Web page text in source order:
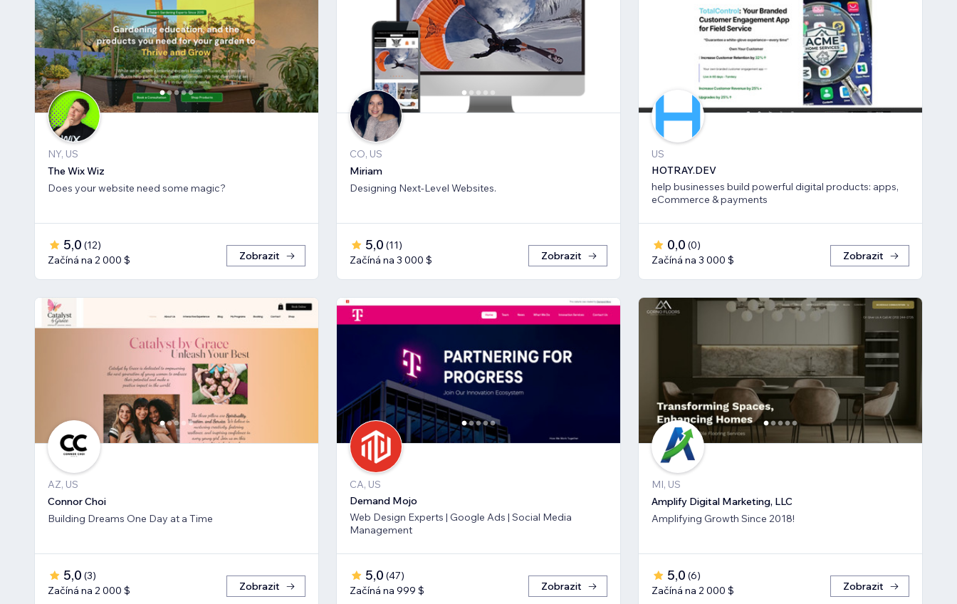
NY, US
The Wix Wiz
Does your website need some magic?
5,0 (12)
Začíná na 2 000 $
Zobrazit
CO, US
Miriam
Designing Next-Level Websites.
5,0 (11)
Začíná na 3 000 $
Zobrazit
US
HOTRAY.DEV
help businesses build powerful digital products: apps,
eCommerce & payments
0,0 (0)
Začíná na 3 000 $
Zobrazit
AZ, US
Connor Choi
Building Dreams One Day at a Time
5,0 (3)
Začíná na 2 000 $
Zobrazit
CA, US
Demand Mojo
Web Design Experts | Google Ads | Social Media
Management
5,0 (47)
Začíná na 999 $
Zobrazit
MI, US
Amplify Digital Marketing, LLC
Amplifying Growth Since 2018!
5,0 (6)
Začíná na 2 000 $
Zobrazit